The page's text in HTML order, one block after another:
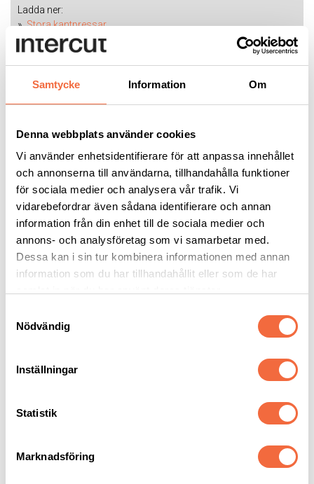
Samtycke Information Om
Denna webbplats använder cookies
Vi använder enhetsidentifierare för att anpassa innehållet
och annonserna till användarna, tillhandahålla funktioner
för sociala medier och analysera vår trafik. Vi
vidarebefordrar även sådana identifierare och annan
information från din enhet till de sociala medier och
annons- och analysföretag som vi samarbetar med.
Dessa kan i sin tur kombinera informationen med annan
information som du har tillhandahållit eller som de har
Nödvändig
Inställningar
Statistik
Marknadsföring
Ladda ner:
Stora kantpressar
Kantpressverktyg:
Knivar typ European/Promecam
Dynor typ Wila
Knivar typ Wila
SERVO